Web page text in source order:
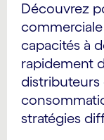
Découvrez
capacités à
rapidement
distributeurs
stratégies